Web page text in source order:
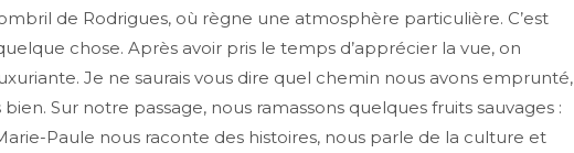
de Rodrigues, où règne une atmosphère particulière. C’est
chose. Après avoir pris le temps d’apprécier la vue, on
Je ne saurais vous dire quel chemin nous avons emprunté,
Sur notre passage, nous ramassons quelques fruits sauvages :
Paule nous raconte des histoires, nous parle de la culture et